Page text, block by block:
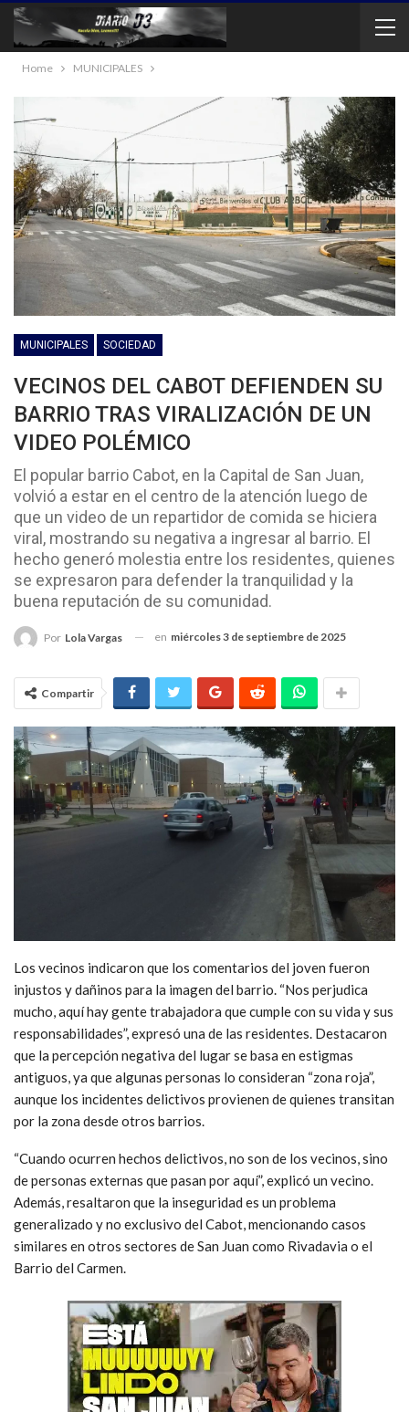
Home MUNICIPALES
MUNICIPALES SOCIEDAD
VECINOS DEL CABOT DEFIENDEN SU
BARRIO TRAS VIRALIZACIÓN DE UN
VIDEO POLÉMICO
El popular barrio Cabot, en la Capital de San Juan,
volvió a estar en el centro de la atención luego de
que un video de un repartidor de comida se hiciera
viral, mostrando su negativa a ingresar al barrio. El
hecho generó molestia entre los residentes, quienes
se expresaron para defender la tranquilidad y la
buena reputación de su comunidad.
Por Lola Vargas en miércoles 3 de septiembre de 2025
Compartir
Los vecinos indicaron que los comentarios del joven fueron
injustos y dañinos para la imagen del barrio. “Nos perjudica
mucho, aquí hay gente trabajadora que cumple con su vida y sus
responsabilidades”, expresó una de las residentes. Destacaron
que la percepción negativa del lugar se basa en estigmas
antiguos, ya que algunas personas lo consideran “zona roja”,
aunque los incidentes delictivos provienen de quienes transitan
por la zona desde otros barrios.
“Cuando ocurren hechos delictivos, no son de los vecinos, sino
de personas externas que pasan por aquí”, explicó un vecino.
Además, resaltaron que la inseguridad es un problema
generalizado y no exclusivo del Cabot, mencionando casos
similares en otros sectores de San Juan como Rivadavia o el
Barrio del Carmen.